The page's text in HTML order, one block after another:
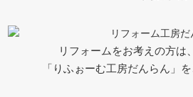
リフォームをお考えの方は
「りふぉーむ工房だんらん」